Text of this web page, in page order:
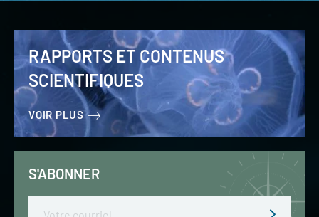
RAPPORTS ET CONTENUS
SCIENTIFIQUES
VOIR PLUS
S'ABONNER